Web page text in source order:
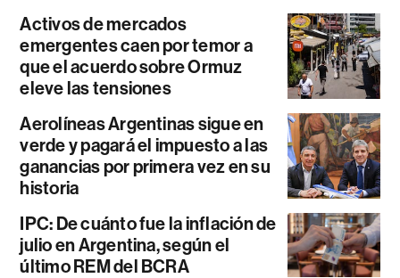
Activos de mercados
emergentes caen por temor a
que el acuerdo sobre Ormuz
eleve las tensiones
Aerolíneas Argentinas sigue en
verde y pagará el impuesto a las
ganancias por primera vez en su
historia
IPC: De cuánto fue la inflación de
julio en Argentina, según el
último REM del BCRA